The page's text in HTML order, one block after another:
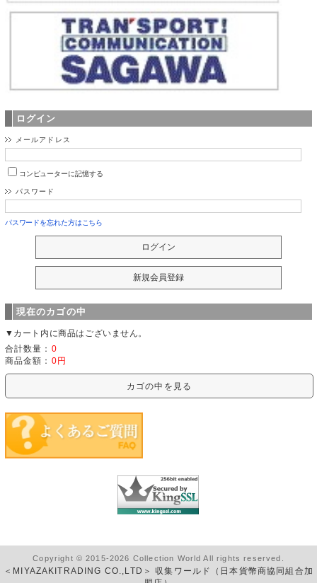
ログイン
メールアドレス
コンピューターに記憶する
パスワード
パスワードを忘れた方はこちら
現在のカゴの中
▼カート内に商品はございません。
合計数量： 0
商品金額： 0円
カゴの中を見る
Copyright © 2015-2026 Collection World All rights reserved.
＜MIYAZAKITRADING CO.,LTD＞ 収集ワールド（日本貨幣商協同組合加